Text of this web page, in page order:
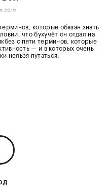
2019
которые обязан знать
что бухучёт он отдал на
с пяти терминов, которые
— и в которых очень
нельзя путаться.